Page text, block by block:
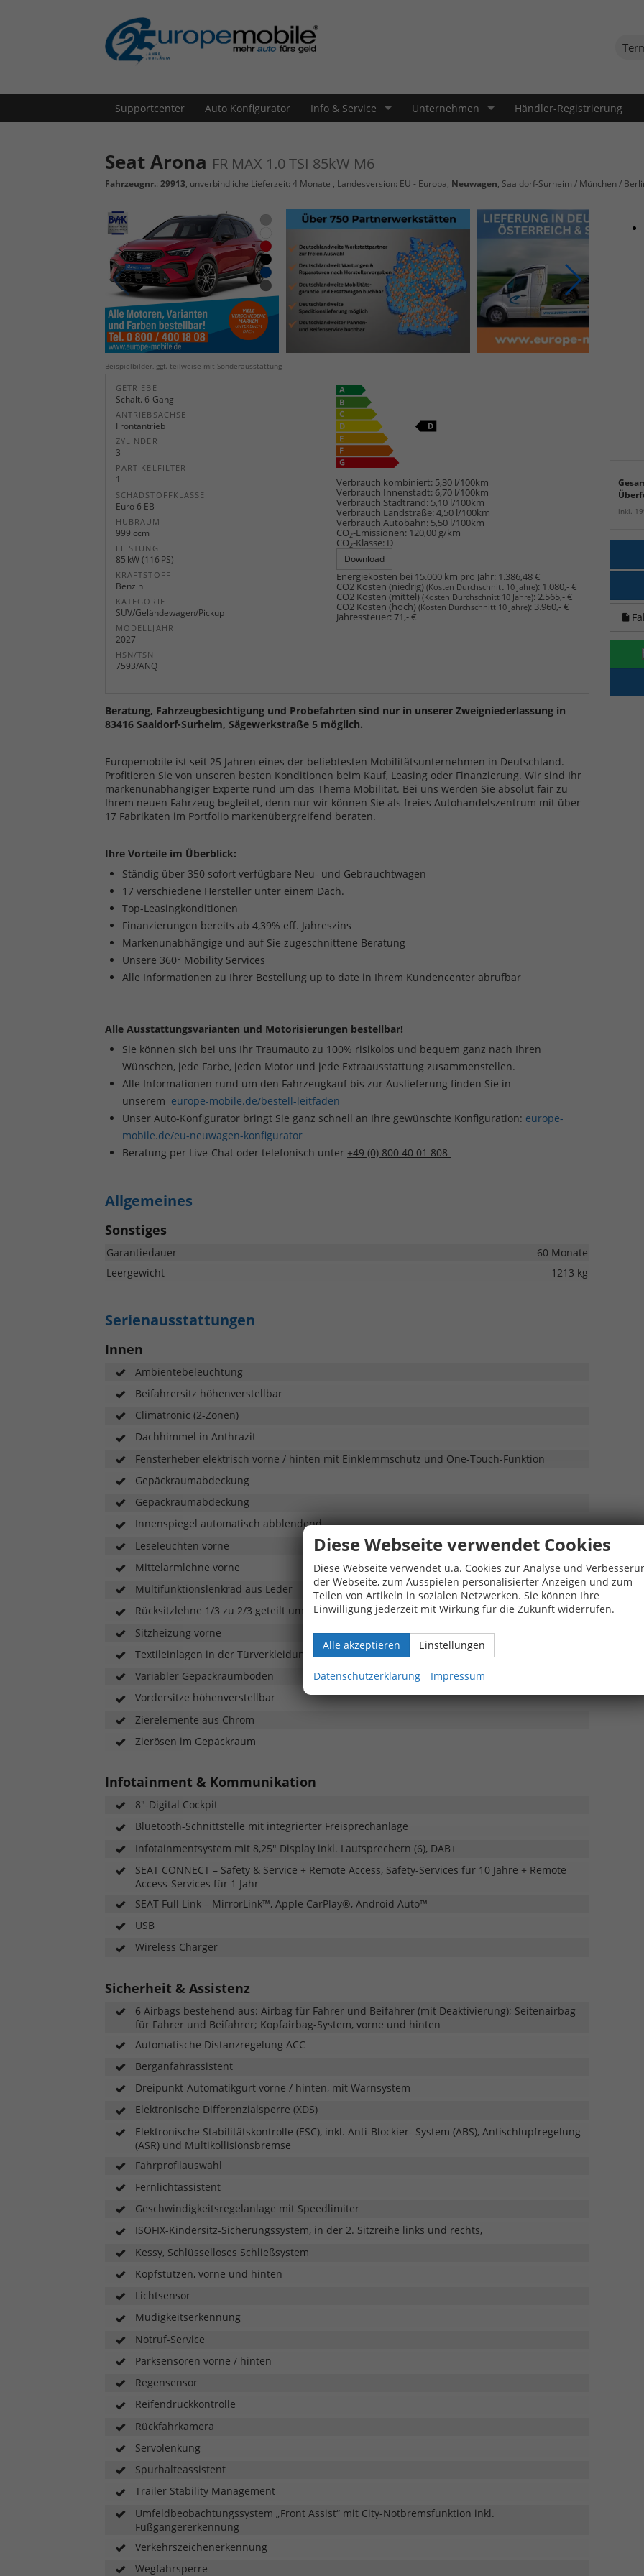
Supportcenter Auto Konfigurator Info & Service Unternehmen Händler-Registrierung
Seat Arona FR MAX 1.0 TSI 85kW M6
Fahrzeugnr.: 29913, unverbindliche Lieferzeit: 4 Monate , Landesversion: EU - Europa, Neuwagen, Saaldorf-Surheim / München /
inkl.
Beispielbilder, ggf. teilweise mit Sonderausstattung
GETRIEBE
Schalt. 6-Gang
ANTRIEBSACHSE
Frontantrieb
ZYLINDER
3
PARTIKELFILTER
1
SCHADSTOFFKLASSE
Euro 6 EB
HUBRAUM
999 ccm
LEISTUNG
85 kW (116 PS)
KRAFTSTOFF
Benzin
KATEGORIE
SUV/Geländewagen/Pickup
MODELLJAHR
2027
HSN/TSN
7593/ANQ
Verbrauch kombiniert: 5,30 l/100km
Verbrauch Innenstadt: 6,70 l/100km
Verbrauch Stadtrand: 5,10 l/100km
Verbrauch Landstraße:4,50 l/100km
Verbrauch Autobahn: 5,50 l/100km
CO2-Emissionen: 120,00 g/km
CO2-Klasse: D
Download
Energiekosten bei 15.000 km pro Jahr: 1.386,48 €
CO2 Kosten (niedrig)(Kosten Durchschnitt 10 Jahre): 1.080,- €
CO2 Kosten (mittel)(Kosten Durchschnitt 10 Jahre):2.565,- €
CO2 Kosten (hoch)(Kosten Durchschnitt 10 Jahre): 3.960,- €
Jahressteuer:71,- €
Beratung, Fahrzeugbesichtigung und Probefahrten sind nur in unserer Zweigniederlassung in
83416 Saaldorf-Surheim, Sägewerkstraße 5 möglich.
Europemobile ist seit 25 Jahren eines der beliebtesten Mobilitätsunternehmen in Deutschland.
Profitieren Sie von unseren besten Konditionen beim Kauf, Leasing oder Finanzierung. Wir sind Ihr
markenunabhängiger Experte rund um das Thema Mobilität. Bei uns werden Sie absolut fair zu
Ihrem neuen Fahrzeug begleitet, denn nur wir können Sie als freies Autohandelszentrum mit über
17 Fabrikaten im Portfolio markenübergreifend beraten.
Ihre Vorteile im Überblick:
Ständig über 350 sofort verfügbare Neu- und Gebrauchtwagen
17 verschiedene Hersteller unter einem Dach.
Top-Leasingkonditionen
Finanzierungen bereits ab 4,39% eff. Jahreszins
Markenunabhängige und auf Sie zugeschnittene Beratung
Unsere 360° Mobility Services
Alle Informationen zu Ihrer Bestellung up to date in Ihrem Kundencenter abrufbar
Alle Ausstattungsvarianten und Motorisierungen bestellbar!
Sie können sich bei uns Ihr Traumauto zu 100% risikolos und bequem ganz nach Ihren
Wünschen, jede Farbe, jeden Motor und jede Extraausstattung zusammenstellen.
Alle Informationen rund um den Fahrzeugkauf bis zur Auslieferung finden Sie in
unserem europe-mobile.de/bestell-leitfaden
Unser Auto-Konfigurator bringt Sie ganz schnell an Ihre gewünschte Konfiguration: europe-
mobile.de/eu-neuwagen-konfigurator
Beratung per Live-Chat oder telefonisch unter +49 (0) 800 40 01 808
Allgemeines
Sonstiges
Garantiedauer
60 Monate
Leergewicht
1213 kg
Serienausstattungen
Innen
Ambientebeleuchtung
Beifahrersitz höhenverstellbar
Climatronic (2-Zonen)
Dachhimmel in Anthrazit
Fensterheber elektrisch vorne / hinten mit Einklemmschutz und One-Touch-Funktion
Gepäckraumabdeckung
Gepäckraumabdeckung
Innenspiegel automatisch abblendend
Leseleuchten vorne
Mittelarmlehne vorne
Multifunktionslenkrad aus Leder
Rücksitzlehne 1/3 zu 2/3 geteilt umlegbar
Sitzheizung vorne
Textileinlagen in der Türverkleidung vorne
Variabler Gepäckraumboden
Vordersitze höhenverstellbar
Zierelemente aus Chrom
Zierösen im Gepäckraum
Infotainment & Kommunikation
8"-Digital Cockpit
Bluetooth-Schnittstelle mit integrierter Freisprechanlage
Infotainmentsystem mit 8,25" Display inkl. Lautsprechern (6), DAB+
SEAT CONNECT – Safety & Service + Remote Access, Safety-Services für 10 Jahre + Remote
Access-Services für 1 Jahr
SEAT Full Link – MirrorLink™, Apple CarPlay®, Android Auto™
USB
Wireless Charger
Sicherheit & Assistenz
6 Airbags bestehend aus: Airbag für Fahrer und Beifahrer (mit Deaktivierung); Seitenairbag
für Fahrer und Beifahrer; Kopfairbag-System, vorne und hinten
Automatische Distanzregelung ACC
Berganfahrassistent
Dreipunkt-Automatikgurt vorne / hinten, mit Warnsystem
Elektronische Differenzialsperre (XDS)
Elektronische Stabilitätskontrolle (ESC), inkl. Anti-Blockier- System (ABS), Antischlupfregelung
(ASR) und Multikollisionsbremse
Fahrprofilauswahl
Fernlichtassistent
Geschwindigkeitsregelanlage mit Speedlimiter
ISOFIX-Kindersitz-Sicherungssystem, in der 2. Sitzreihe links und rechts,
Kessy, Schlüsselloses Schließsystem
Kopfstützen, vorne und hinten
Lichtsensor
Müdigkeitserkennung
Notruf-Service
Parksensoren vorne / hinten
Regensensor
Reifendruckkontrolle
Rückfahrkamera
Servolenkung
Spurhalteassistent
Trailer Stability Management
Umfeldbeobachtungssystem „Front Assist“ mit City-Notbremsfunktion inkl.
Fußgängererkennung
Verkehrszeichenerkennung
Wegfahrsperre
Diese Webseite verwendet Cookies
Diese Webseite verwendet u.a. Cookies zur Analyse und
der Webseite, zum Ausspielen personalisierter Anzeigen und zum
Teilen von Artikeln in sozialen Netzwerken. Sie können Ihre
Einwilligung jederzeit mit Wirkung für die Zukunft widerrufen.
Alle akzeptieren Einstellungen
Datenschutzerklärung Impressum